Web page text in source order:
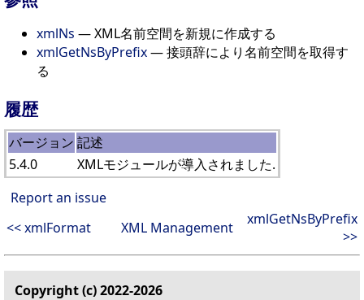
xmlNs — XML名前空間を新規に作成する
xmlGetNsByPrefix— 接頭辞により名前空間を取得す
る
履歴
バージョン 記述
5.4.0
XMLモジュールが導入されました.
Report an issue
<< xmlFormat
XML Management
xmlGetNsByPrefix
>>
Copyright (c) 2022-2026